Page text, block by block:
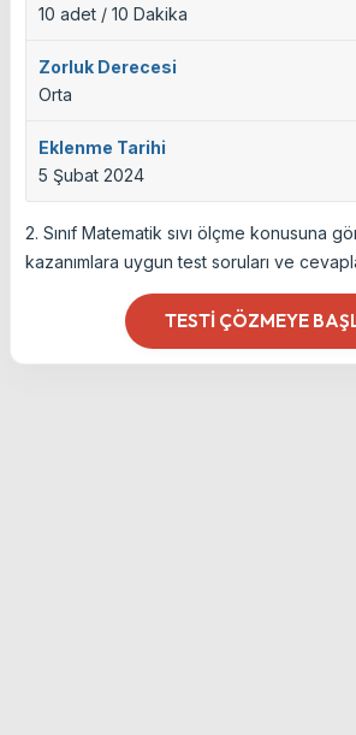
10 adet / 10 Dakika
Zorluk Derecesi
Orta
Eklenme Tarihi
5 Şubat 2024
2. Sınıf Matematik sıvı ölçme konusuna
kazanımlara uygun test soruları ve
TESTI ÇÖZMEYE